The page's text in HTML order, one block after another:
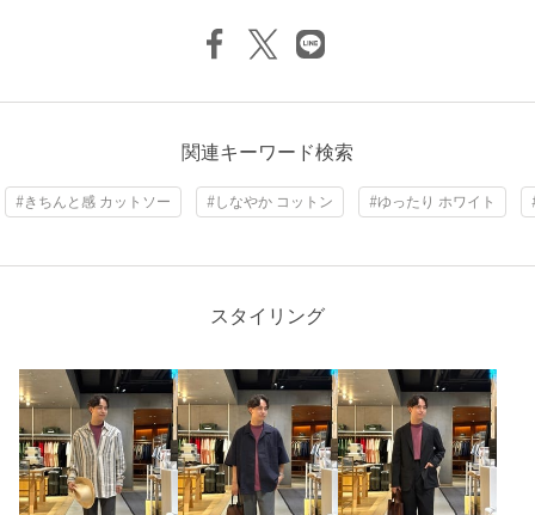
日本製
関連キーワード検索
#きちんと感 カットソー #しなやか コットン #ゆったり ホワイト
スタイリング